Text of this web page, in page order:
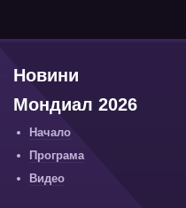
Новини
Мондиал 2026
Начало
Програма
Видео